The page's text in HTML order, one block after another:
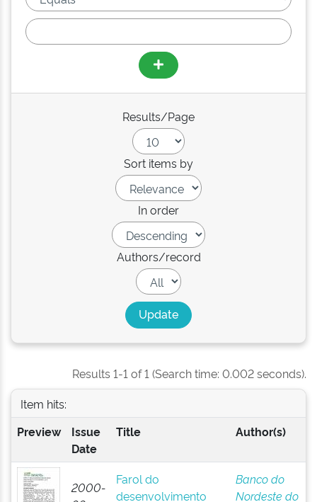
Results/Page
Sort items by
In order
Authors/record
Results 1-1 of 1 (Search time: 0.002 seconds).
Item hits:
Preview
Issue
Date
Title Author(s)
2000-
Farol do
desenvolvimento
Banco do
Nordeste do